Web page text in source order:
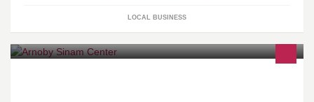
LOCAL BUSINESS